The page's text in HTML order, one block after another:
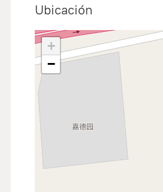
Ubicación
+
−